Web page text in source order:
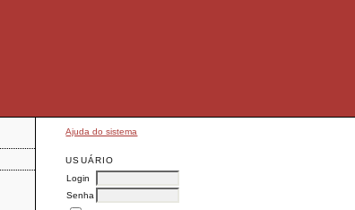
Ajuda do sistema
USUÁRIO
Login
Senha